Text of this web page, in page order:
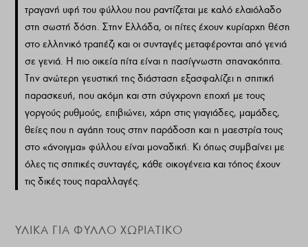
τραγανή υφή του φύλλου που ραντίζεται με καλό ελαιόλαδο
στη σωστή δόση. Στην Ελλάδα, οι πίτες έχουν κυρίαρχη θέση
στο ελληνικό τραπέζι και οι συνταγές μεταφέρονται από γενιά
σε γενιά. Η πιο οικεία πίτα είναι η πασίγνωστη σπανακόπιτα.
Την ανώτερη γευστική της διάσταση εξασφαλίζει η σπιτική
παρασκευή, που ακόμη και στη σύγχρονη εποχή με τους
γοργούς ρυθμούς, επιβιώνει, χάρη στις γιαγιάδες, μαμάδες,
θείες που η αγάπη τους στην παράδοση και η μαεστρία τους
στο «άνοιγμα» φύλλου είναι μοναδική. Κι όπως συμβαίνει με
όλες τις σπιτικές συνταγές, κάθε οικογένεια και τόπος έχουν
τις δικές τους παραλλαγές.
ΥΛΙΚΑ ΓΙΑ ΦΥΛΛΟ ΧΩΡΙΑΤΙΚΟ